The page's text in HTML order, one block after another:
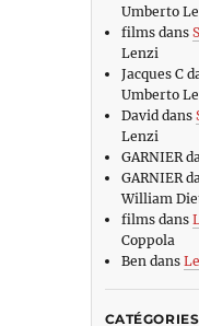
Umberto
filmsdans
Lenzi
Jacques C
Umberto
David dans
Lenzi
GARNIER
GARNIER
William
filmsdans
Coppola
Ben dans
CATÉGORIES